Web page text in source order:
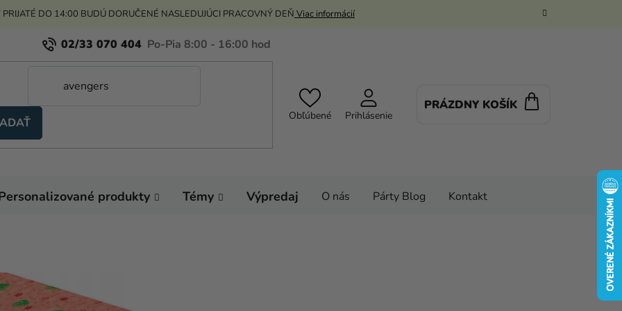
PRIJATÉ DO 14:00 BUDÚ DORUČENÉ NASLEDUJÚCI PRACOVNÝ DEŇ Viac informácií
02/33 070 404
Obľúbené Prihlásenie
PRÁZDNY KOŠÍK
produkty Témy Výpredaj O nás Párty Blog Kontakt